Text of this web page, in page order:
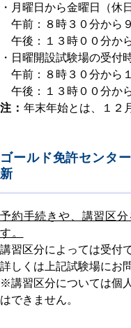
・月曜日から金曜日（休
午前：８時３０分から
午後：１３時００分か
・日曜開設試験場の受付
午前：８時３０分から
午後：１３時００分か
注： 年末年始とは、１２
ゴールド免許センタ
新
予約手続きや、講習区
す。
講習区分によっては受付
詳しくは上記試験場にお
※講習区分については個
はできません。